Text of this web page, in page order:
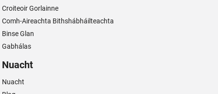
Croiteoir Gorlainne
Comh-Aireachta Bithshábháilteachta
Binse Glan
Gabhálas
Nuacht
Nuacht